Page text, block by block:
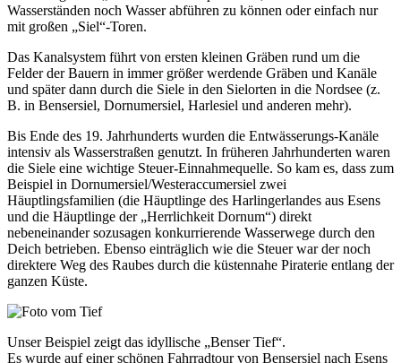
Wasserständen noch Wasser abführen zu können oder einfach nur
mit großen „Siel“-Toren.
Das Kanalsystem führt von ersten kleinen Gräben rund um die
Felder der Bauern in immer größer werdende Gräben und Kanäle
und später dann durch die Siele in den Sielorten in die Nordsee (z.
B. in Bensersiel, Dornumersiel, Harlesiel und anderen mehr).
Bis Ende des 19. Jahrhunderts wurden die Entwässerungs-Kanäle
intensiv als Wasserstraßen genutzt. In früheren Jahrhunderten waren
die Siele eine wichtige Steuer-Einnahmequelle. So kam es, dass zum
Beispiel in Dornumersiel/Westeraccumersiel zwei
Häuptlingsfamilien (die Häuptlinge des Harlingerlandes aus Esens
und die Häuptlinge der „Herrlichkeit Dornum“) direkt
nebeneinander sozusagen konkurrierende Wasserwege durch den
Deich betrieben. Ebenso einträglich wie die Steuer war der noch
direktere Weg des Raubes durch die küstennahe Piraterie entlang der
ganzen Küste.
Unser Beispiel zeigt das idyllische „Benser Tief“.
Es wurde auf einer schönen Fahrradtour von Bensersiel nach Esens